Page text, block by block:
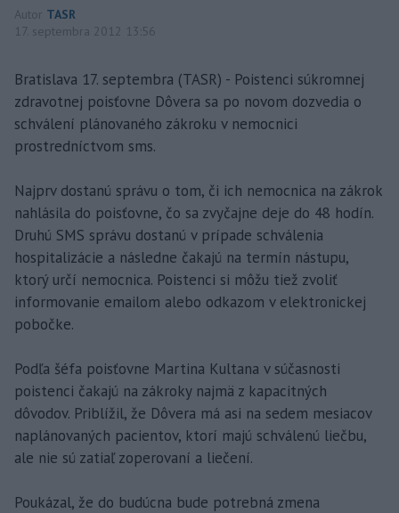
Autor TASR
17. septembra 2012 13:56
Bratislava 17. septembra (TASR) - Poistenci súkromnej
zdravotnej poisťovne Dôvera sa po novom dozvedia o
schválení plánovaného zákroku v nemocnici
prostredníctvom sms.
Najprv dostanú správu o tom, či ich nemocnica na zákrok
nahlásila do poisťovne, čo sa zvyčajne deje do 48 hodín.
Druhú SMS správu dostanú v prípade schválenia
hospitalizácie a následne čakajú na termín nástupu,
ktorý určí nemocnica. Poistenci si môžu tiež zvoliť
informovanie emailom alebo odkazom v elektronickej
pobočke.
Podľa šéfa poisťovne Martina Kultana v súčasnosti
poistenci čakajú na zákroky najmä z kapacitných
dôvodov. Priblížil, že Dôvera má asi na sedem mesiacov
naplánovaných pacientov, ktorí majú schválenú liečbu,
ale nie sú zatiaľ zoperovaní a liečení.
Poukázal, že do budúcna bude potrebná zmena